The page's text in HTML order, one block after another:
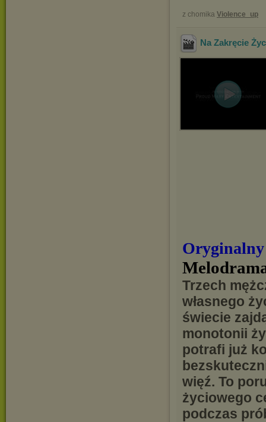
z chomika Violence_up
Na Zakręcie
Trzech
własnego
świecie
monotonii
potrafi już
więź. To
życiowego
podczas